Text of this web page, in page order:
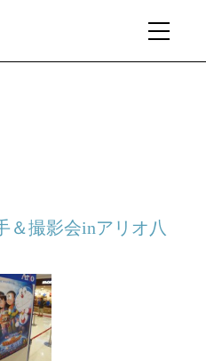
撮影会inアリオ八